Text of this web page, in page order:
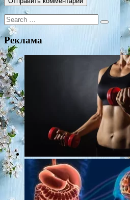
Search
for:
Реклама